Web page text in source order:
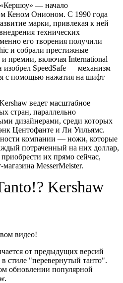
— начало
Кеном Онионом. С 1990 года
марки, привлекая к ней
технических
его творения получили
и собрали престижные
премии, включая International
SpeedSafe — механизм
с помощью нажатия на шифт
ведет масштабное
стран, параллельно
дизайнерами, среди которых
Центофанте и Ли Уильямс.
компании — ножи, которые
потраченный на них доллар,
их прямо сейчас,
магазина MesserMeister.
Kershaw
видео!
от предыдущих версий
стиле "перевернутый танто".
обновлении популярной